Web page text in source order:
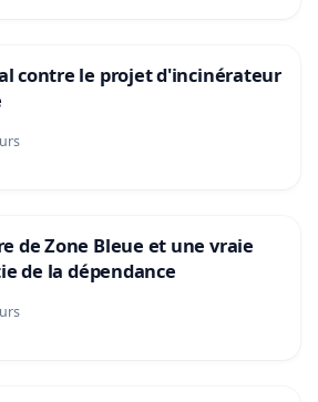
contre le projet d'incinérateur
de Zone Bleue et une vraie
de la dépendance